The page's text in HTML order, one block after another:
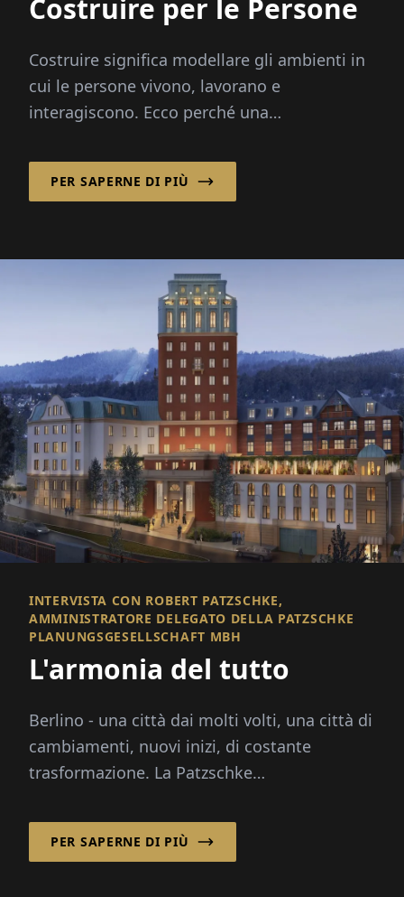
Costruire per le Persone
Costruire significa modellare gli ambienti in
cui le persone vivono, lavorano e
interagiscono. Ecco perché una
riguardano più di...
PER SAPERNE DI PIÙ
INTERVISTA CON ROBERT PATZSCHKE,
AMMINISTRATORE DELEGATO DELLA PATZSCHKE
PLANUNGSGESELLSCHAFT MBH
L'armonia del tutto
Berlino - una città dai molti volti, una città di
cambiamenti, nuovi inizi, di costante
trasformazione. La Patzschke
PER SAPERNE DI PIÙ